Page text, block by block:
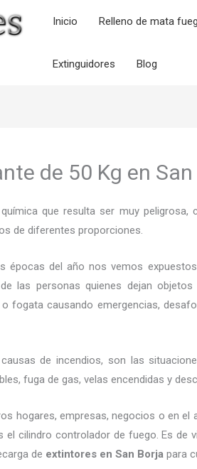
Inicio Relleno de mata
Extinguidores Blog
de 50 Kg en San
que resulta ser muy peligrosa,
de diferentes proporciones.
épocas del año nos vemos
las personas quienes dejan
fogata causando emergencias,
de incendios, son las
fuga de gas, velas encendidas y
hogares, empresas, negocios o en el
el cilindro controlador de fuego. Es de
de extintores en San Borja para